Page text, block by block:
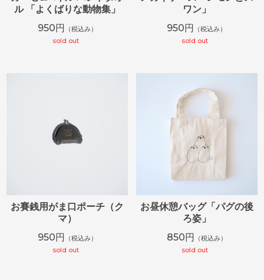
ル 「よくばりな動物集」
950円
（税込み）
sold out
ワン」
950円
（税込み）
sold out
お賽銭用がま口ポーチ（ク
マ）
950円
（税込み）
sold out
お昼休憩バッグ「パグの後
ろ姿」
850円
（税込み）
sold out